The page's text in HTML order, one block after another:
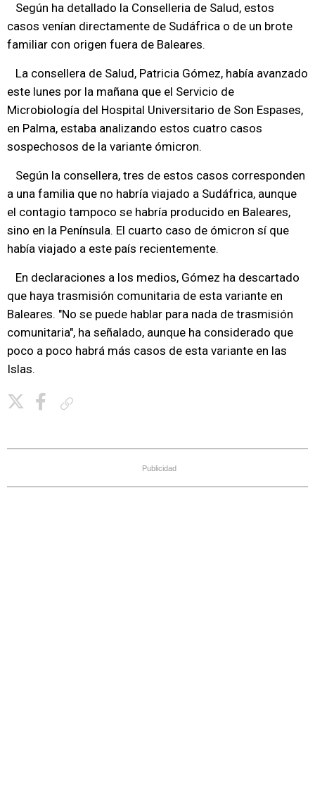
Según ha detallado la Conselleria de Salud, estos
casos venían directamente de Sudáfrica o de un brote
familiar con origen fuera de Baleares.
La consellera de Salud, Patricia Gómez, había avanzado
este lunes por la mañana que el Servicio de
Microbiología del Hospital Universitario de Son Espases,
en Palma, estaba analizando estos cuatro casos
sospechosos de la variante ómicron.
Según la consellera, tres de estos casos corresponden
a una familia que no habría viajado a Sudáfrica, aunque
el contagio tampoco se habría producido en Baleares,
sino en la Península. El cuarto caso de ómicron sí que
había viajado a este país recientemente.
En declaraciones a los medios, Gómez ha descartado
que haya trasmisión comunitaria de esta variante en
Baleares. "No se puede hablar para nada de trasmisión
comunitaria", ha señalado, aunque ha considerado que
poco a poco habrá más casos de esta variante en las
Islas.
Publicidad